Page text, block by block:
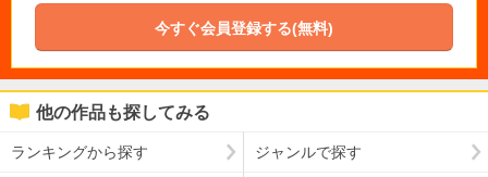
今すぐ会員登録する(無料)
他の作品も探してみる
ランキングから探す ジャンルで探す